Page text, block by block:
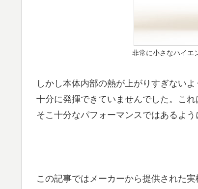
非常に小さなハイエ
しかし本体内部の熱が上がりすぎない
十分に発揮できていませんでした。こ
そこ十分なパフォーマンスではあるよう
この記事ではメーカーから提供された